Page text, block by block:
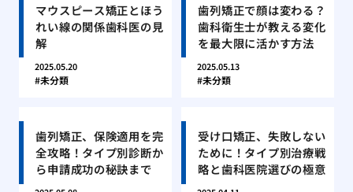
マウスピース矯正とほう
れい線の関係歯科医の見
解
2025.05.20
未分類
歯列矯正で顔は変わる？
歯科衛生士が教える変化
を最大限に活かす方法
2025.05.13
未分類
歯列矯正、保険適用を完
全攻略！タイプ別診断か
ら申請成功の秘訣まで
受け口矯正、失敗しない
ために！タイプ別治療戦
略と歯科医院選びの極意